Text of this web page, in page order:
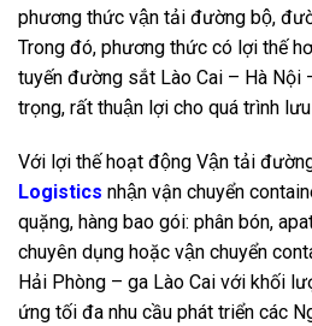
phương thức vận tải đường bộ,
Trong đó, phương thức có lợi thế
tuyến đường sắt Lào Cai – Hà Nội
trọng, rất thuận lợi cho quá trình
Với lợi thế hoạt động Vận tải
Logistics nhận vận chuyển
quặng, hàng bao gói: phân bón,
chuyên dụng hoặc vận chuyển
Hải Phòng – ga Lào Cai với khối
ứng tối đa nhu cầu phát triển các